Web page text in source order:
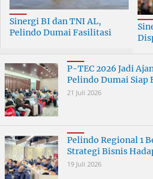
Sinergi BI dan TNI AL,
Pelindo Dumai Fasilitasi
P-TEC 2026 Jadi
Pelindo Dumai Siap
21 Juli 2026
Pelindo Regional 1
Strategi Bisnis
19 Juli 2026